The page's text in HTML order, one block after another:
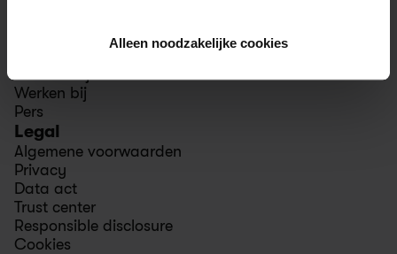
Alleen noodzakelijke cookies
Voor bedrijven
Werken bij
Pers
Legal
Algemene voorwaarden
Privacy
Data act
Trust center
Responsible disclosure
Cookies